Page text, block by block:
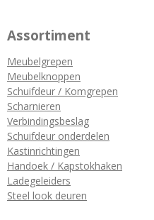
Assortiment
Meubelgrepen
Meubelknoppen
Schuifdeur / Komgrepen
Scharnieren
Verbindingsbeslag
Schuifdeur onderdelen
Kastinrichtingen
Handoek / Kapstokhaken
Ladegeleiders
Steel look deuren